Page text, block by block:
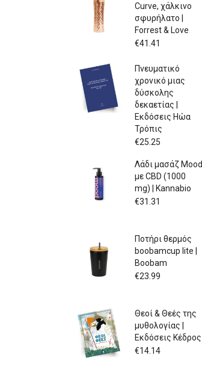
Curve, χάλκινο
σφυρήλατο |
Forrest & Love
€41.41
Πνευματικό
χρονικό μιας
δύσκολης
δεκαετίας |
Εκδόσεις Ηώα
Τρόπις
€25.25
Λάδι μασάζ Mood
με CBD (1000
mg) | Kannabio
€31.31
Ποτήρι θερμός
boobamcup lite |
Boobam
€23.99
Θεοί & Θεές της
μυθολογίας |
Εκδόσεις Κέδρος
€14.14